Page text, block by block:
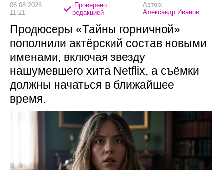
06.08.2026
11:21
Проверено
редакцией
Автор:
Александр Иванов
Продюсеры «Тайны горничной»
пополнили актёрский состав новыми
именами, включая звезду
нашумевшего хита Netflix, а съёмки
должны начаться в ближайшее
время.